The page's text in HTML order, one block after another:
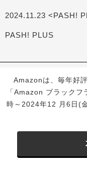
2024.11.23 <PASH!
PASH! PLUS
Amazonは、毎年好
「Amazon ブラック
時～2024年12 月6日(